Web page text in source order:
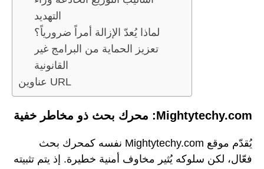
التهديد
لماذا يُعدّ الإزالة أمراً ضرورياً؟
تعزيز الحماية من البرامج غير
القانونية
عناوين URL
Mightytechy.com: محرك بحث ذو مخاطر خفية
يُقدّم موقع Mightytechy.com نفسه كمحرك بحث
فعّال، لكن سلوكه يُثير مخاوف أمنية خطيرة. إذ يتم تثبيته